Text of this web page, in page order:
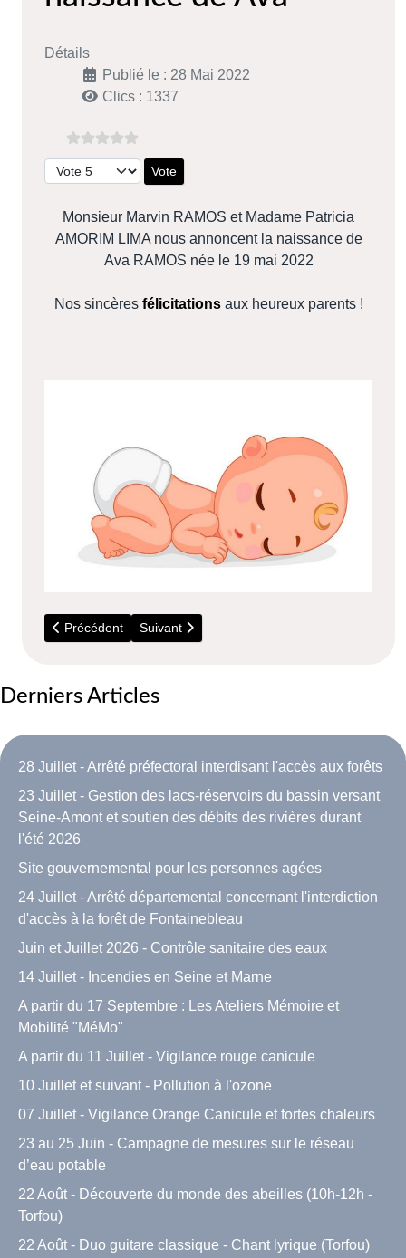
Détails
Publié le : 28 Mai 2022
Clics : 1337
Veuillez voter
Monsieur Marvin RAMOS et Madame Patricia
AMORIM LIMA nous annoncent la naissance de
Ava RAMOS née le 19 mai 2022
Nos sincères félicitationsaux heureux parents !
Article précédent : 17 Juin - Décès de Monsieur Désiré
Précédent Article suivant : 7 Février 2022 - Avis de
Suivant
Derniers Articles
28 Juillet - Arrêté préfectoral interdisant l'accès aux forêts
23 Juillet - Gestion des lacs-réservoirs du bassin versant
Seine-Amont et soutien des débits des rivières durant
l'été 2026
Site gouvernemental pour les personnes agées
24 Juillet - Arrêté départemental concernant l'interdiction
d'accès à la forêt de Fontainebleau
Juin et Juillet 2026 - Contrôle sanitaire des eaux
14 Juillet - Incendies en Seine et Marne
A partir du 17 Septembre : Les Ateliers Mémoire et
Mobilité "MéMo"
A partir du 11 Juillet - Vigilance rouge canicule
10 Juillet et suivant - Pollution à l'ozone
07 Juillet - Vigilance Orange Canicule et fortes chaleurs
23 au 25 Juin - Campagne de mesures sur le réseau
d’eau potable
22 Août - Découverte du monde des abeilles (10h-12h -
Torfou)
22 Août - Duo guitare classique - Chant lyrique (Torfou)